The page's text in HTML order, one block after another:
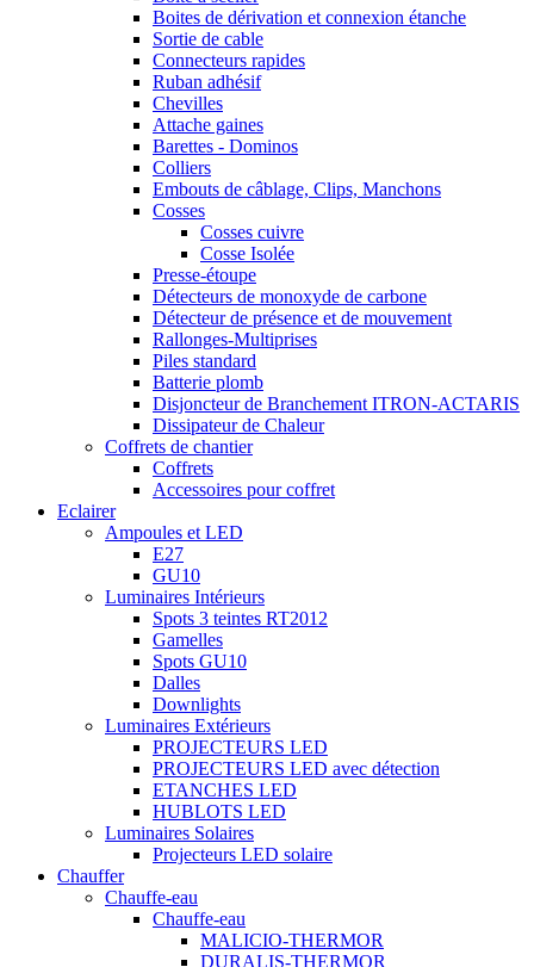
Boites de dérivation et connexion étanche
Sortie de cable
Connecteurs rapides
Ruban adhésif
Chevilles
Attache gaines
Barettes - Dominos
Colliers
Embouts de câblage, Clips, Manchons
Cosses
Cosses cuivre
Cosse Isolée
Presse-étoupe
Détecteurs de monoxyde de carbone
Détecteur de présence et de mouvement
Rallonges-Multiprises
Piles standard
Batterie plomb
Disjoncteur de Branchement ITRON-ACTARIS
Dissipateur de Chaleur
Coffrets de chantier
Coffrets
Accessoires pour coffret
Eclairer
Ampoules et LED
E27
GU10
Luminaires Intérieurs
Spots 3 teintes RT2012
Gamelles
Spots GU10
Dalles
Downlights
Luminaires Extérieurs
PROJECTEURS LED
PROJECTEURS LED avec détection
ETANCHES LED
HUBLOTS LED
Luminaires Solaires
Projecteurs LED solaire
Chauffer
Chauffe-eau
Chauffe-eau
MALICIO-THERMOR
DURALIS-THERMOR